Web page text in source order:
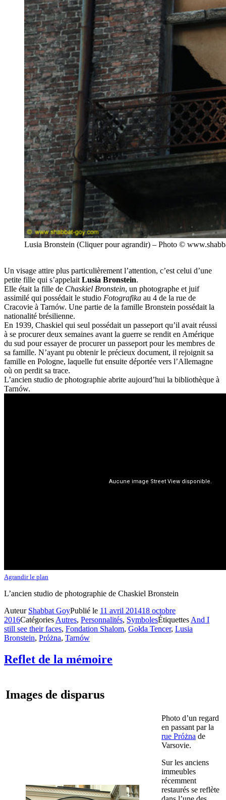
Lusia Bronstein (Cliquer pour agrandir) – Photo ©
Un visage attire plus particulièrement l’attention, c’est celui d’une
petite fille qui s’appelait Lusia Bronstein.
Elle était la fille de Chaskiel Bronstein, un photographe et juif
assimilé qui possédait le studio Fotografika au 4 de la rue de
Cracovie à Tarnów. Une partie de la famille Bronstein possédait la
nationalité brésilienne.
En 1939, Chaskiel qui seul possédait un passeport qu’il avait réussi
à se procurer deux semaines avant la guerre se rendit en Amérique
du sud pour essayer de procurer un passeport pour les membres de
sa famille. N’ayant pu obtenir le précieux document, il rejoignit sa
famille en Pologne, laquelle fut ensuite déportée vers l’Allemagne
où on perdit sa trace.
L’ancien studio de photographie abrite aujourd’hui la bibliothèque à
Tarnów.
Agrandir le plan
L’ancien studio de photographie de Chaskiel Bronstein
Auteur Shabbat GoyPublié le 11 avril 201418 octobre
2016Catégories Autres, Personnalités, SymbolesÉtiquettes And I
still see their faces, Fondation Shalom, Gołda Tencer, Lusia
Bronstein, Próżna, Tarnów
Reflet de la mémoire
Images de disparus
Photo d’un regard
en passant par la
rue Próżna de
Varsovie.
Sur les anciens
immeubles
récemment
restaurés se reflète